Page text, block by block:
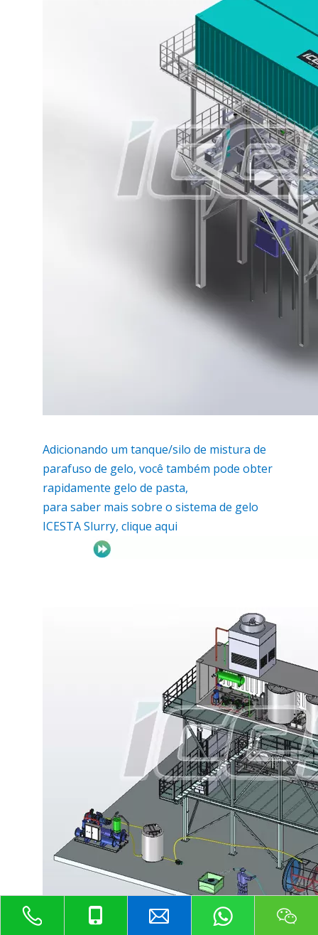
Adicionando um tanque/silo de mistura de
parafuso de gelo, você também pode obter
rapidamente gelo de pasta,
para saber mais sobre o sistema de gelo
ICESTA Slurry, clique aqui